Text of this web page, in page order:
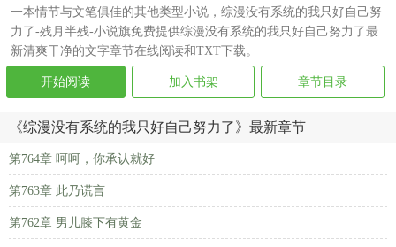
一本情节与文笔俱佳的其他类型小说，综漫没有系统的我只好自己努
力了-残月半残-小说旗免费提供综漫没有系统的我只好自己努力了最
新清爽干净的文字章节在线阅读和TXT下载。
开始阅读 加入书架 章节目录
《综漫没有系统的我只好自己努力了》最新章节
第764章 呵呵，你承认就好
第763章 此乃谎言
第762章 男儿膝下有黄金